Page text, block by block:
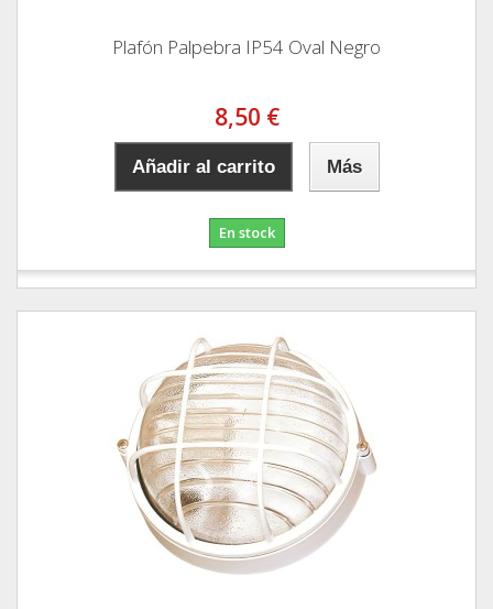
Plafón Palpebra IP54 Oval Negro
8,50 €
Añadir al carrito Más
En stock